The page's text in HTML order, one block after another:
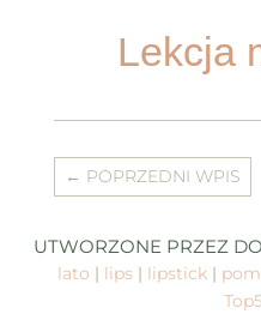
Lekcja
← POPRZEDNI WPIS
UTWORZONE PRZEZ
lato | lips| lipstick|